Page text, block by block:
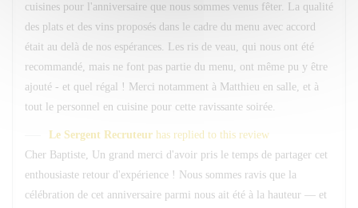
cuisines pour l'anniversaire que nous sommes venus fêter. La qualité
des plats et des vins proposés dans le cadre du menu avec accord
était au delà de nos espérances. Les ris de veau, qui nous ont été
recommandé, mais ne font pas partie du menu, ont même pu y être
ajouté - et quel régal ! Merci notamment à Matthieu en salle, et à
tout le personnel en cuisine pour cette ravissante soirée.
Le Sergent Recruteur has replied to this review
Cher Baptiste, Un grand merci d'avoir pris le temps de partager cet
enthousiaste retour d'expérience ! Nous sommes ravis que la
célébration de cet anniversaire parmi nous ait été à la hauteur — et